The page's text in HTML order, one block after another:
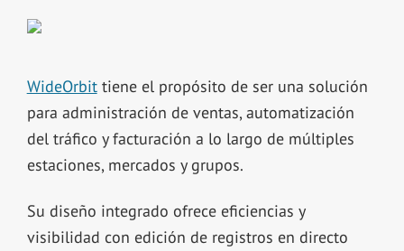
WideOrbittiene el propósito de ser una solución
para administración de ventas, automatización
del tráfico y facturación a lo largo de múltiples
estaciones, mercados y grupos.
Su diseño integrado ofrece eficiencias y
visibilidad con edición de registros en directo